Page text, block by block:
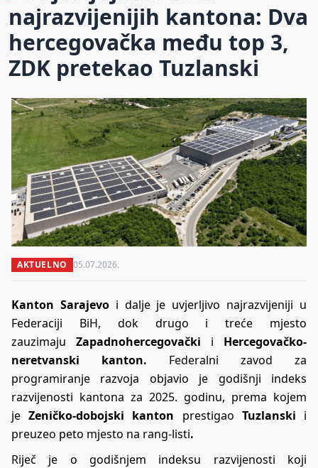
najrazvijenijih kantona: Dva
hercegovačka među top 3,
ZDK pretekao Tuzlanski
AKTUELNO 05.07.2026.
Kanton Sarajevoi dalje je uvjerljivo najrazvijeniji u
Federaciji BiH, dok drugo i treće mjesto
zauzimaju Zapadnohercegovački i Hercegovačko-
neretvanski kanton. Federalni zavod za
programiranje razvoja objavio je godišnji indeks
razvijenosti kantona za 2025. godinu, prema kojem
jeZeničko-dobojski kanton prestigao Tuzlanski i
preuzeo peto mjesto na rang-listi.
Riječ je o godišnjem indeksu razvijenosti koji